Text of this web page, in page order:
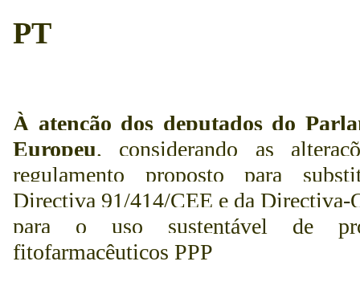
PT
À atenção dos deputados do
Europeu, considerando as
regulamento proposto para
Directiva 91/414/CEE e da Directiva-
para o uso sustentável de
fitofarmacêuticos PPP